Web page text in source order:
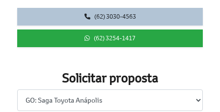
(62) 3030-4563
(62) 3254-1417
Solicitar proposta